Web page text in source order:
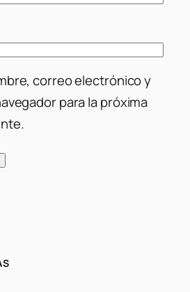
correo electrónico y
para la próxima